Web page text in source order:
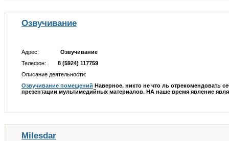
Озвучивание
Адрес:
Озвучивание
Телефон:
8 (5924) 117759
Описание деятельности:
Озвучивание помещений Наверное, никто не что ль отрекомендовать
презентации мультимедийных материалов. НА наше время явление
Milesdar